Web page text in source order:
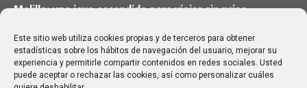
Este sitio web utiliza cookies propias y de terceros para obtener
estadísticas sobre los hábitos de navegación del usuario, mejorar su
experiencia y permitirle compartir contenidos en redes sociales. Usted
puede aceptar o rechazar las cookies, así como personalizar cuáles
Melilla: una joya escondida para viajar sin prisa
28/07/2026
Buscar